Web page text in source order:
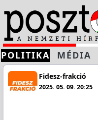
POLITIKA MÉDIA
Fidesz-frakció
2025. 05. 09. 20:25